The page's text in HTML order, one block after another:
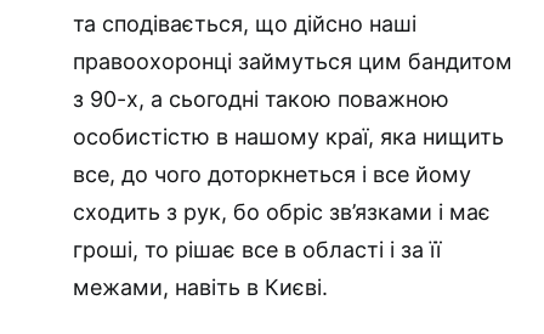
та сподівається, що дійсно наші
правоохоронці займуться цим бандитом
з 90-х, а сьогодні такою поважною
особистістю в нашому краї, яка нищить
все, до чого доторкнеться і все йому
сходить з рук, бо обріс зв’язками і має
гроші, то рішає все в області і за її
межами, навіть в Києві.